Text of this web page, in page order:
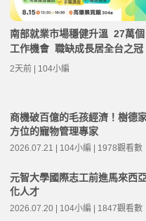
南部就業市場穩健升溫 27萬個
工作機會 職缺成長居全台之冠
2天前 | 104小編
商機破百億的毛孩經濟！樹德
方位的寵物管理專家
2026.07.21 | 104小編 | 1978觀看數
元智大學國際志工前進馬來西
化人才
2026.07.20 | 104小編 | 1847觀看數